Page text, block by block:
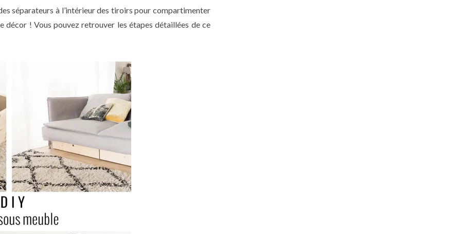
séparateurs à l’intérieur des tiroirs pour compartimenter
décor ! Vous pouvez retrouver les étapes détaillées de ce